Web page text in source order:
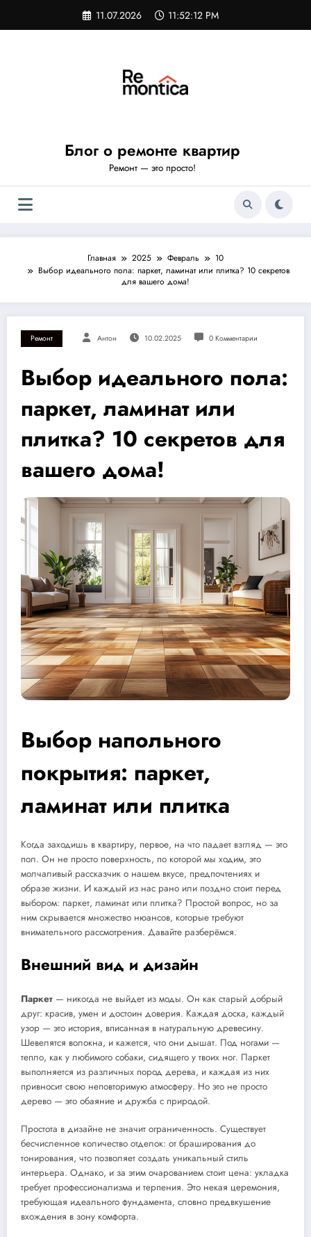
содержимому
11.07.2026 11:52:13 PM
Блог о ремонте квартир
Ремонт — это просто!
Главная 2025 Февраль
10
Выбор идеального пола: паркет, ламинат или плитка? 10 секретов
для вашего дома!
Ремонт Антон 10.02.2025 0 Комментарии
Выбор идеального пола:
паркет, ламинат или
плитка? 10 секретов для
вашего дома!
Выбор напольного
покрытия: паркет,
ламинат или плитка
Когда заходишь в квартиру, первое, на что падает взгляд — это
пол. Он не просто поверхность, по которой мы ходим, это
молчаливый рассказчик о нашем вкусе, предпочтениях и
образе жизни. И каждый из нас рано или поздно стоит перед
выбором: паркет, ламинат или плитка? Простой вопрос, но за
ним скрывается множество нюансов, которые требуют
внимательного рассмотрения. Давайте разберёмся.
Внешний вид и дизайн
Паркет — никогда не выйдет из моды. Он как старый добрый
друг: красив, умен и достоин доверия. Каждая доска, каждый
узор — это история, вписанная в натуральную древесину.
Шевелятся волокна, и кажется, что они дышат. Под ногами —
тепло, как у любимого собаки, сидящего у твоих ног. Паркет
выполняется из различных пород дерева, и каждая из них
привносит свою неповторимую атмосферу. Но это не просто
дерево — это обаяние и дружба с природой.
Простота в дизайне не значит ограниченность. Существует
бесчисленное количество отделок: от браширования до
тонирования, что позволяет создать уникальный стиль
интерьера. Однако, и за этим очарованием стоит цена: укладка
требует профессионализма и терпения. Это некая церемония,
требующая идеального фундамента, словно предвкушение
вхождения в зону комфорта.